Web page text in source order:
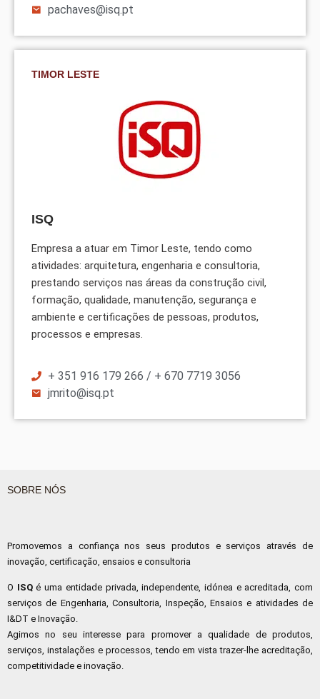
pachaves@isq.pt
TIMOR LESTE
ISQ
Empresa a atuar em Timor Leste, tendo como
atividades: arquitetura, engenharia e consultoria,
prestando serviços nas áreas da construção civil,
formação, qualidade, manutenção, segurança e
ambiente e certificações de pessoas, produtos,
processos e empresas.
+ 351 916 179 266 / + 670 7719 3056
jmrito@isq.pt
SOBRE NÓS
Promovemos a confiança nos seus produtos e serviços através de
inovação, certificação, ensaios e consultoria
O ISQé uma entidade privada, independente, idónea e acreditada, com
serviços de Engenharia, Consultoria, Inspeção, Ensaios e atividades de
I&DT e Inovação.
Agimos no seu interesse para promover a qualidade de produtos,
serviços, instalações e processos, tendo em vista trazer-lhe acreditação,
competitividade e inovação.